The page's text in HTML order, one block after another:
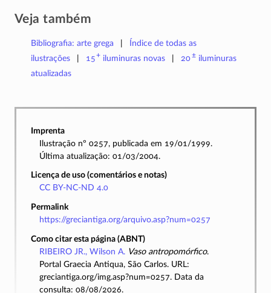
Veja também
Bibliografia: arte grega
Índice de todas as
ilustrações
15+ iluminuras novas 20±iluminuras
atualizadas
Imprenta
Ilustração nº 0257, publicada em 19/01/1999.
Última atualização: 01/03/2004.
Licença de uso (comentários e notas)
CC BY-NC-ND 4.0
Permalink
https://greciantiga.org/arquivo.asp?num=0257
Como citar esta página (ABNT)
RIBEIRO JR., Wilson A. Vaso antropomórfico.
Portal Graecia Antiqua, São Carlos. URL:
greciantiga.org/img.asp?num=0257. Data da
consulta: 08/08/2026.